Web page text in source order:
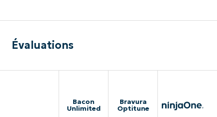
Évaluations
Bacon
Unlimited
Bravura
Optitune